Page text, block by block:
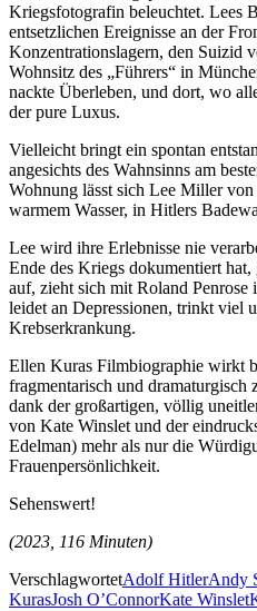
Kriegsfotografin beleuchtet. Lees
entsetzlichen Ereignisse an der
Konzentrationslagern, den Suizid
Wohnsitz des „Führers“ in
nackte Überleben, und dort, wo
der pure Luxus.
Vielleicht bringt ein spontan
angesichts des Wahnsinns am
Wohnung lässt sich Lee Miller
warmem Wasser, in Hitlers
Lee wird ihre Erlebnisse nie
Ende des Kriegs dokumentiert
auf, zieht sich mit Roland
leidet an Depressionen, trinkt viel
Krebserkrankung.
Ellen Kuras Filmbiographie wirkt
fragmentarisch und dramaturgisch
dank der großartigen, völlig
von Kate Winslet und der
Edelman) mehr als nur die
Frauenpersönlichkeit.
Sehenswert!
(2023, 116 Minuten)
VerschlagwortetAdolf HitlerAndy
KurasJosh O’ConnorKate Winslet